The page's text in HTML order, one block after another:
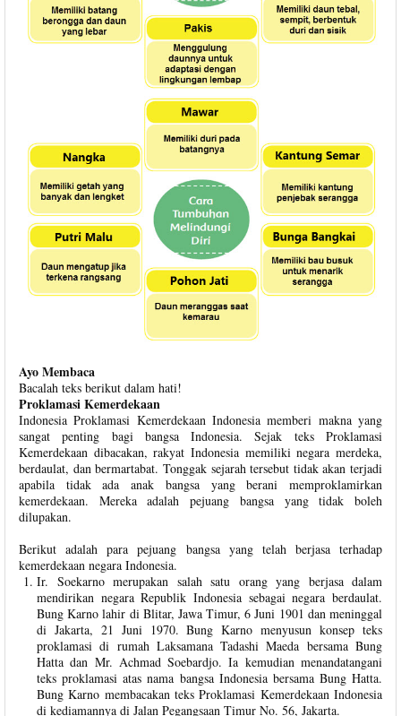
Ayo Membaca
Bacalah teks berikut dalam hati!
Proklamasi Kemerdekaan
Indonesia Proklamasi Kemerdekaan Indonesia memberi makna yang
sangat penting bagi bangsa Indonesia. Sejak teks Proklamasi
Kemerdekaan dibacakan, rakyat Indonesia memiliki negara merdeka,
berdaulat, dan bermartabat. Tonggak sejarah tersebut tidak akan terjadi
apabila tidak ada anak bangsa yang berani memproklamirkan
kemerdekaan. Mereka adalah pejuang bangsa yang tidak boleh
dilupakan.
Berikut adalah para pejuang bangsa yang telah berjasa terhadap
kemerdekaan negara Indonesia.
Ir. Soekarno merupakan salah satu orang yang berjasa dalam
mendirikan negara Republik Indonesia sebagai negara berdaulat.
Bung Karno lahir di Blitar, Jawa Timur, 6 Juni 1901 dan meninggal
di Jakarta, 21 Juni 1970. Bung Karno menyusun konsep teks
proklamasi di rumah Laksamana Tadashi Maeda bersama Bung
Hatta dan Mr. Achmad Soebardjo. Ia kemudian menandatangani
teks proklamasi atas nama bangsa Indonesia bersama Bung Hatta.
Bung Karno membacakan teks Proklamasi Kemerdekaan Indonesia
di kediamannya di Jalan Pegangsaan Timur No. 56, Jakarta.